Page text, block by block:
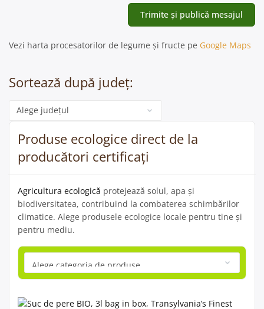
Vezi harta procesatorilor de legume și fructe pe Google Maps
Sortează după județ:
Categorie
Produse ecologice direct de la
producători certificați
Agricultura ecologică protejează solul, apa și
biodiversitatea, contribuind la combaterea schimbărilor
climatice. Alege produsele ecologice locale pentru tine și
pentru mediu.